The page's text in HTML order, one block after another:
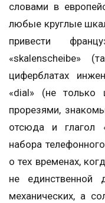
словами в
любые круглые
привести
«skalenscheibe»
циферблатах
«dial» (не
прорезями,
отсюда и глагол
набора
о тех временах,
не
механических, а